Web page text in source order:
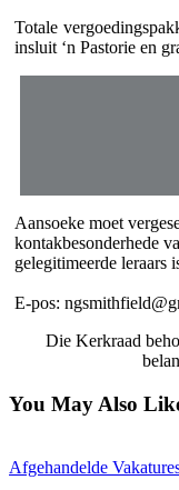
Totale
insluit ‘n Pastorie en
Aansoeke moet
kontakbesonderhede
gelegitimeerde leraars
E-pos:
Die Kerkraad
You May Also
Afgehandelde